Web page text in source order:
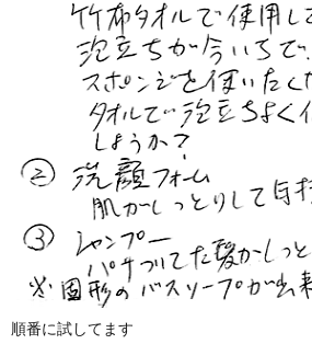
順番に試してます